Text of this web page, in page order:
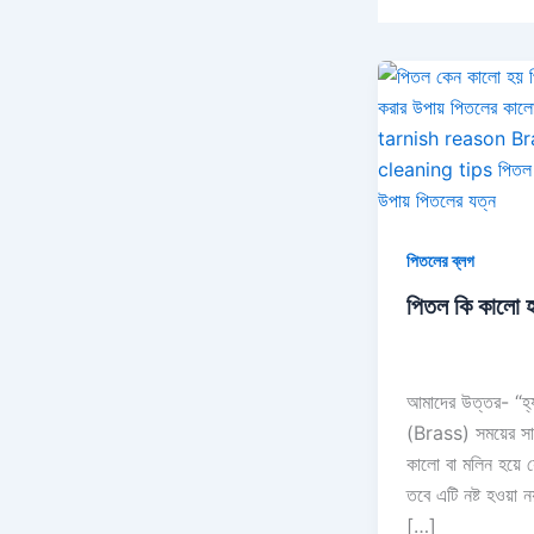
পিতলের ব্লগ
পিতল কি কালো
আমাদের উত্তর-
(Brass) সময়ের
কালো বা মলিন হয়ে
তবে এটি নষ্ট হওয়া
[…]